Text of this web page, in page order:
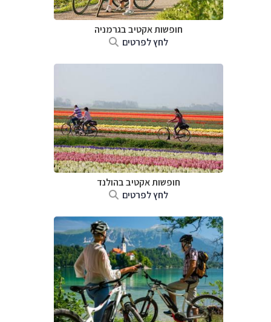
חופשות אקטיב בגרמניה
לחץ לפרטים
חופשות אקטיב בהולנד
לחץ לפרטים